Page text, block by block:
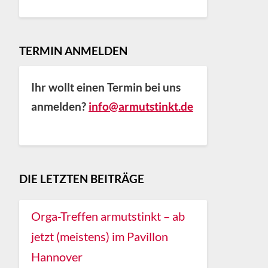
TERMIN ANMELDEN
Ihr wollt einen Termin bei uns
anmelden? info@armutstinkt.de
DIE LETZTEN BEITRÄGE
Orga-Treffen armutstinkt – ab
jetzt (meistens) im Pavillon
Hannover